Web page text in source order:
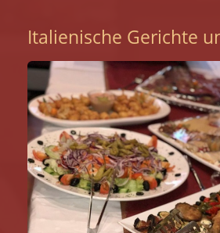
Italienische Gerichte